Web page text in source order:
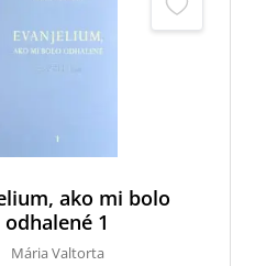
ako mi bolo
odhalené 1
Mária Valtorta